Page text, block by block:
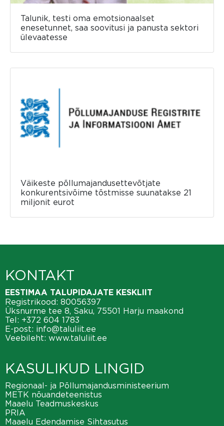
Talunik, testi oma emotsionaalset
enesetunnet, saa soovitusi ja panusta sektori
ülevaatesse
Väikeste põllumajandusettevõtjate
konkurentsivõime tõstmisse suunatakse 21
miljonit eurot
KONTAKT
EESTIMAA TALUPIDAJATE KESKLIIT
Registrikood: 80056397
Üksnurme tee 8, Saku, 75501 Harju maakond
Tel: +372 604 1783
E-post: info@taluliit.ee
Veebileht: www.taluliit.ee
KASULIKUD LINGID
Regionaal- ja Põllumajandusministeerium
METK nõuandeteenistus
Maaelu Teadmuskeskus
PRIA
Maaelu Edendamise Sihtasutus